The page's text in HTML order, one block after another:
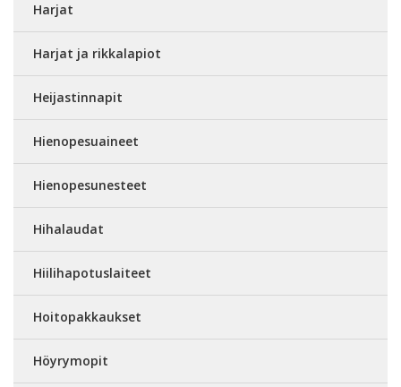
Harjat
Harjat ja rikkalapiot
Heijastinnapit
Hienopesuaineet
Hienopesunesteet
Hihalaudat
Hiilihapotuslaiteet
Hoitopakkaukset
Höyrymopit